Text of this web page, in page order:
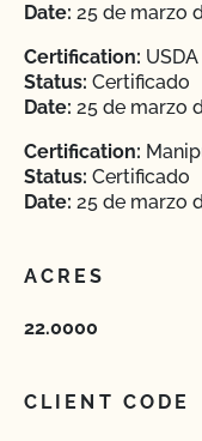
Date: 25 de marzo
Certification:
Status: Certificado
Date: 25 de marzo
Certification:
Status: Certificado
Date: 25 de marzo
ACRES
22.0000
CLIENT CODE